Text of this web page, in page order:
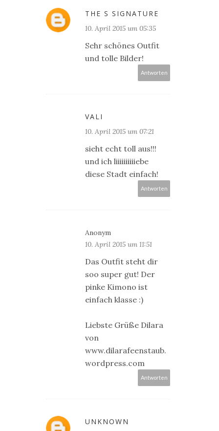
THE S SIGNATURE
10. April 2015 um 05:35
Sehr schönes Outfit
und tolle Bilder!
Antworten
VALI
10. April 2015 um 07:21
sieht echt toll aus!!!
und ich liiiiiiiiiiebe
diese Stadt einfach!
Antworten
Anonym
10. April 2015 um 11:51
Das Outfit steht dir
soo super gut! Der
pinke Kimono ist
einfach klasse :)
Liebste Grüße Dilara
von
www.dilarafeenstaub.
wordpress.com
Antworten
UNKNOWN